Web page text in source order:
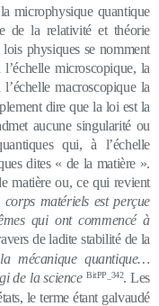
microphysique quantique
de la relativité et théorie
physiques se nomment
microscopique, la
macroscopique la
dire que la loi est la
aucune singularité ou
qui, à l’échelle
dites « de la matière ».
matière ou, ce qui revient
matériels est perçue
qui ont commencé à
de ladite stabilité de la
mécanique quantique…
de la science BitPP_342. Les
le terme étant galvaudé